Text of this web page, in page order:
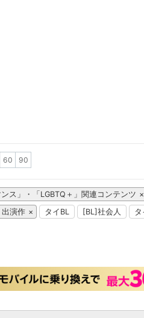
60 90
ンス」・「LGBTQ＋」関連コンテンツ
出演作
タイBL [BL]社会人 タ